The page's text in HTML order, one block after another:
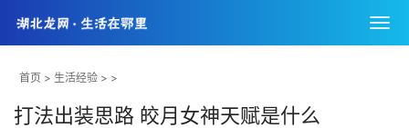
首页 > 生活经验 > >
打法出装思路 皎月女神天赋是什么